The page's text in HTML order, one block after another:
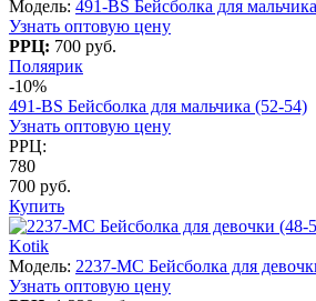
Модель: 491-BS Бейсболка для
Узнать оптовую цену
РРЦ: 700 руб.
Поляярик
-10%
491-BS Бейсболка для мальчика (52-54)
Узнать оптовую цену
РРЦ:
780
700 руб.
Купить
Kotik
Модель: 2237-МC Бейсболка для
Узнать оптовую цену